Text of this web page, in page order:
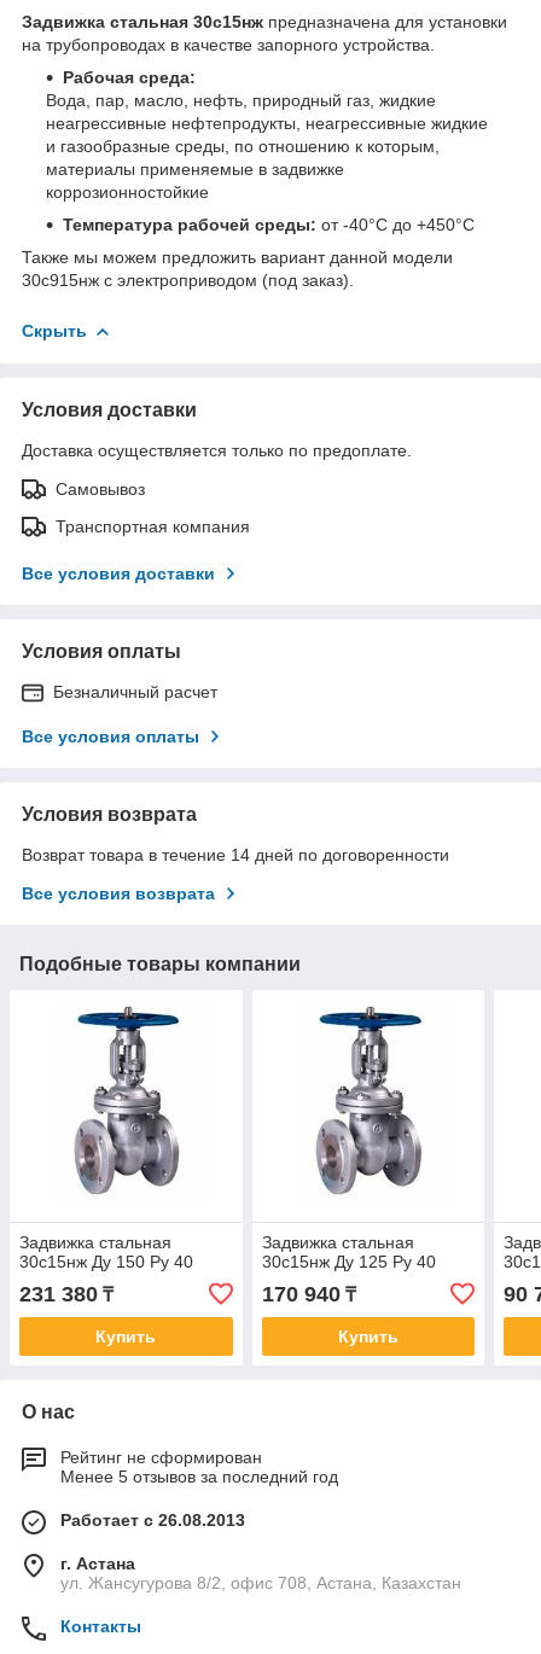
Задвижка стальная 30с15нж предназначена для установки
на трубопроводах в качестве запорного устройства.
Рабочая среда:
Вода, пар, масло, нефть, природный газ, жидкие
неагрессивные нефтепродукты, неагрессивные жидкие
и газообразные среды, по отношению к которым,
материалы применяемые в задвижке
коррозионностойкие
Температура рабочей среды: от -40°С до +450°С
Также мы можем предложить вариант данной модели
30с915нж с электроприводом (под заказ).
Скрыть
Условия доставки
Доставка осуществляется только по предоплате.
Самовывоз
Транспортная компания
Все условия доставки
Условия оплаты
Безналичный расчет
Все условия оплаты
Условия возврата
Возврат товара в течение 14 дней по договоренности
Все условия возврата
Подобные товары компании
Задвижка стальная
30с15нж Ду 150 Ру 40
231 380 ₸
Купить
Задвижка стальная
30с15нж Ду 125 Ру 40
170 940₸
Купить
90
О нас
Рейтинг не сформирован
Менее 5 отзывов за последний год
Работает с 26.08.2013
г. Астана
ул. Жансугурова 8/2, офис 708, Астана, Казахстан
Контакты